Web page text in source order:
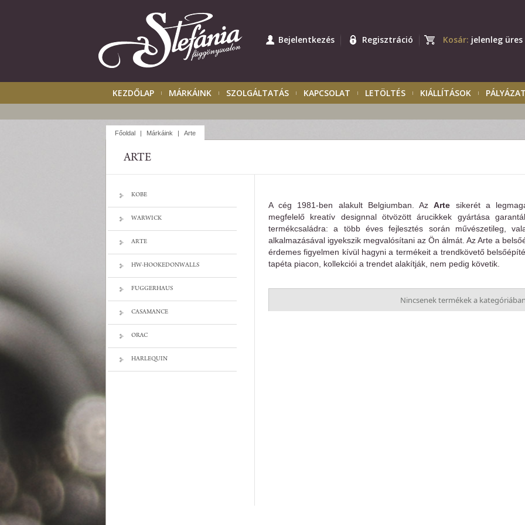
Bejelentkezés Regisztráció Kosár: jelenleg üres
KEZDŐLAP MÁRKÁINK SZOLGÁLTATÁS KAPCSOLAT LETÖLTÉS KIÁLLÍTÁSOK
Főoldal | Márkáink | Arte
ARTE
KOBE
WARWICK
ARTE
HW-HOOKEDONWALLS
FUGGERHAUS
CASAMANCE
ORAC
HARLEQUIN
A cég 1981-ben alakult Belgiumban. AzArte sikerét a
megfelelő kreatív designnal ötvözött árucikkek gyártása
termékcsaládra: a több éves fejlesztés során művészetileg,
alkalmazásával igyekszik megvalósítani az Ön álmát. Az Arte a
érdemes figyelmen kívül hagyni a termékeit a trendkövető
tapéta piacon, kollekciói a trendet alakítják, nem pedig követik.
Nincsenek termékek a